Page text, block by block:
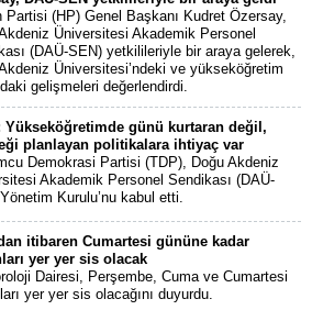
Partisi (HP) Genel Başkanı Kudret Özersay,
Üniversitesi Akademik Personel
(DAÜ-SEN) yetkilileriyle bir araya gelerek,
Üniversitesi’ndeki ve yükseköğretim
gelişmeleri değerlendirdi.
Yükseköğretimde günü kurtaran değil,
planlayan politikalara ihtiyaç var
Demokrasi Partisi (TDP), Doğu Akdeniz
Akademik Personel Sendikası (DAÜ-
Kurulu’nu kabul etti.
itibaren Cumartesi gününe kadar
yer yer sis olacak
Dairesi, Perşembe, Cuma ve Cumartesi
yer yer sis olacağını duyurdu.